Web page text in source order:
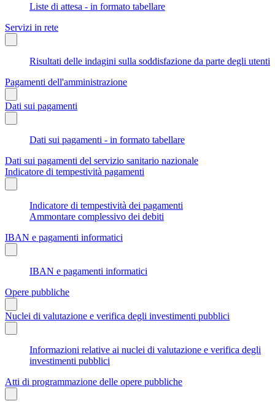
Liste di attesa - in formato tabellare
Servizi in rete
Risultati delle indagini sulla soddisfazione da parte degli utenti
Pagamenti dell'amministrazione
Dati sui pagamenti
Dati sui pagamenti - in formato tabellare
Dati sui pagamenti del servizio sanitario nazionale
Indicatore di tempestività pagamenti
Indicatore di tempestività dei pagamenti
Ammontare complessivo dei debiti
IBAN e pagamenti informatici
IBAN e pagamenti informatici
Opere pubbliche
Nuclei di valutazione e verifica degli investimenti pubblici
Informazioni relative ai nuclei di valutazione e verifica degli
investimenti pubblici
Atti di programmazione delle opere pubbliche